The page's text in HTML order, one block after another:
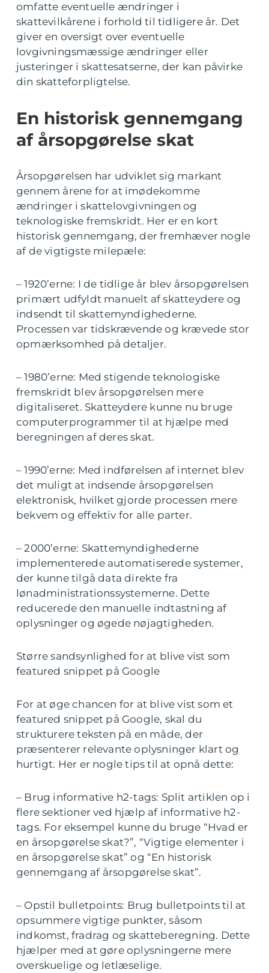
omfatte eventuelle ændringer i
skattevilkårene i forhold til tidligere år. Det
giver en oversigt over eventuelle
lovgivningsmæssige ændringer eller
justeringer i skattesatserne, der kan påvirke
din skatteforpligtelse.
En historisk gennemgang
af årsopgørelse skat
Årsopgørelsen har udviklet sig markant
gennem årene for at imødekomme
ændringer i skattelovgivningen og
teknologiske fremskridt. Her er en kort
historisk gennemgang, der fremhæver nogle
af de vigtigste milepæle:
– 1920’erne: I de tidlige år blev årsopgørelsen
primært udfyldt manuelt af skatteydere og
indsendt til skattemyndighederne.
Processen var tidskrævende og krævede stor
opmærksomhed på detaljer.
– 1980’erne: Med stigende teknologiske
fremskridt blev årsopgørelsen mere
digitaliseret. Skatteydere kunne nu bruge
computerprogrammer til at hjælpe med
beregningen af deres skat.
– 1990’erne: Med indførelsen af internet blev
det muligt at indsende årsopgørelsen
elektronisk, hvilket gjorde processen mere
bekvem og effektiv for alle parter.
– 2000’erne: Skattemyndighederne
implementerede automatiserede systemer,
der kunne tilgå data direkte fra
lønadministrationssystemerne. Dette
reducerede den manuelle indtastning af
oplysninger og øgede nøjagtigheden.
Større sandsynlighed for at blive vist som
featured snippet på Google
For at øge chancen for at blive vist som et
featured snippet på Google, skal du
strukturere teksten på en måde, der
præsenterer relevante oplysninger klart og
hurtigt. Her er nogle tips til at opnå dette:
– Brug informative h2-tags: Split artiklen op i
flere sektioner ved hjælp af informative h2-
tags. For eksempel kunne du bruge “Hvad er
en årsopgørelse skat?”, “Vigtige elementer i
en årsopgørelse skat” og “En historisk
gennemgang af årsopgørelse skat”.
– Opstil bulletpoints: Brug bulletpoints til at
opsummere vigtige punkter, såsom
indkomst, fradrag og skatteberegning. Dette
hjælper med at gøre oplysningerne mere
overskuelige og letlæselige.